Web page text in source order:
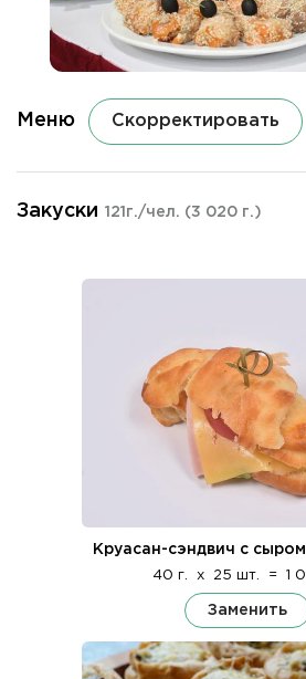
Меню Скорректировать
Закуски 121г./чел. (3 020 г.)
Круасан-сэндвич с
40 г. x 25 шт. = 1
Заменить